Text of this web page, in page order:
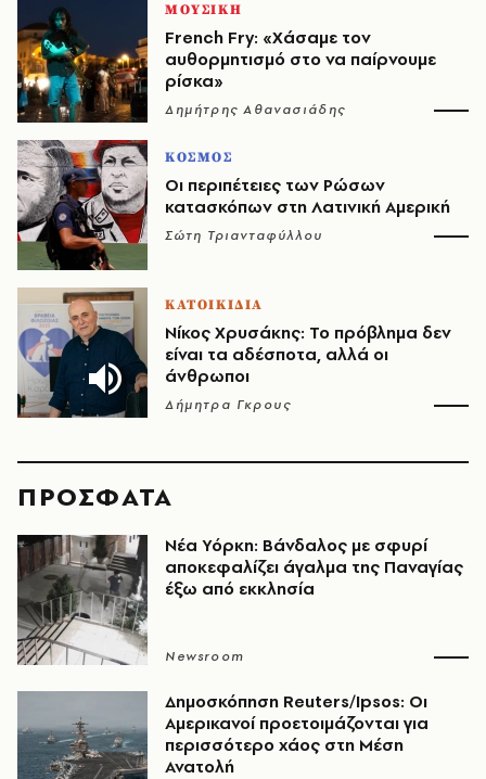
ΜΟΥΣΙΚΗ
French Fry: «Χάσαμε τον
αυθορμητισμό στο να παίρνουμε
ρίσκα»
Δημήτρης Αθανασιάδης
ΚΟΣΜΟΣ
Οι περιπέτειες των Ρώσων
κατασκόπων στη Λατινική Αμερική
Σώτη Τριανταφύλλου
ΚΑΤΟΙΚΙΔΙΑ
Νίκος Χρυσάκης: Το πρόβλημα δεν
είναι τα αδέσποτα, αλλά οι
άνθρωποι
Δήμητρα Γκρους
ΠΡΟΣΦΑΤΑ
Νέα Υόρκη: Βάνδαλος με σφυρί
αποκεφαλίζει άγαλμα της Παναγίας
έξω από εκκλησία
Newsroom
Δημοσκόπηση Reuters/Ipsos: Οι
Αμερικανοί προετοιμάζονται για
περισσότερο χάος στη Μέση
Ανατολή